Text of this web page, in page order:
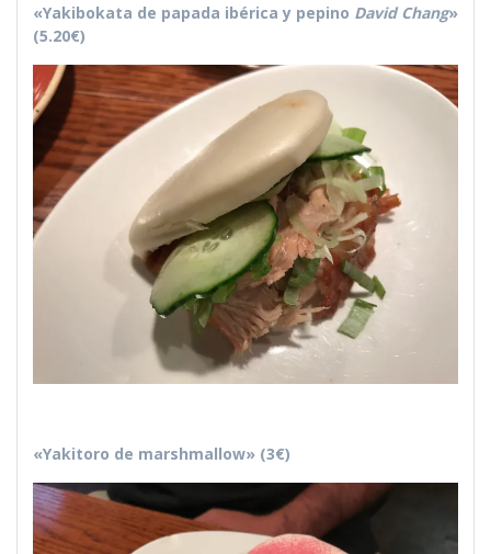
«Yakibokata de papada ibérica y pepino David Chang»
(5.20€)
«Yakitoro de marshmallow» (3€)